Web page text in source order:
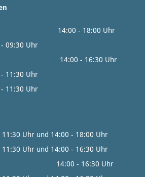
- 18:00 Uhr
09:30 Uhr
- 16:30 Uhr
11:30 Uhr
11:30 Uhr
11:30 Uhr und 14:00 - 18:00 Uhr
11:30 Uhr und 14:00 - 16:30 Uhr
- 16:30 Uhr